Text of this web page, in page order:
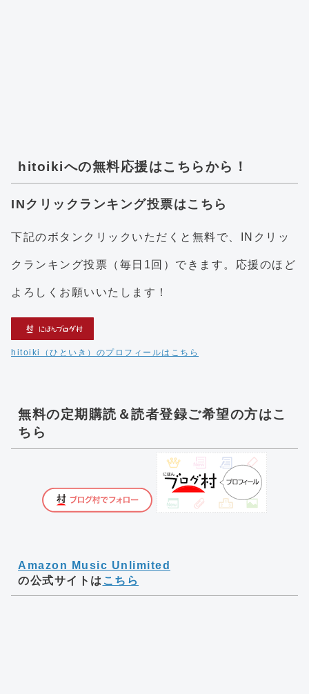
hitoikiへの無料応援はこちらから！
INクリックランキング投票はこちら
下記のボタンクリックいただくと無料で、INクリッ
クランキング投票（毎日1回）できます。応援のほど
よろしくお願いいたします！
hitoiki（ひといき）のプロフィールはこちら
無料の定期購読＆読者登録ご希望の方はこ
ちら
Amazon Music Unlimited
の公式サイトは こちら